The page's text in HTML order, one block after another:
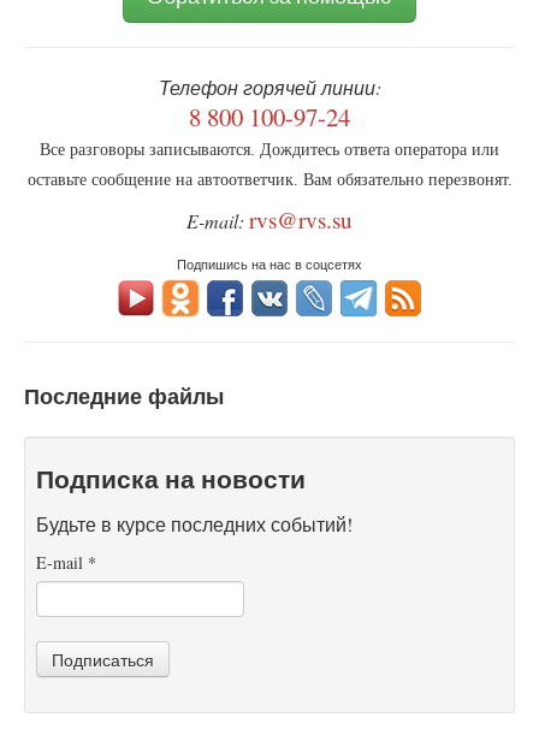
Телефон горячей линии:
8 800 100-97-24
Все разговоры записываются. Дождитесь ответа оператора или
оставьте сообщение на автоответчик. Вам обязательно перезвонят.
E-mail: rvs@rvs.su
Подпишись на нас в соцсетях
Последние файлы
Подписка на новости
Будьте в курсе последних событий!
E-mail *
Подписаться